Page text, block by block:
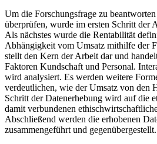
Um die Forschungsfrage zu
überprüfen, wurde im ersten Schritt der
Als nächstes wurde die Rentabilität
Abhängigkeit vom Umsatz mithilfe der
stellt den Kern der Arbeit dar und
Faktoren Kundschaft und Personal.
wird analysiert. Es werden weitere
verdeutlichen, wie der Umsatz von den
Schritt der Datenerhebung wird auf die
damit verbundenen
Abschließend werden die erhobenen
zusammengeführt und gegenübergestellt.